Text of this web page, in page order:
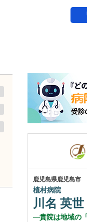
鹿児島県鹿児島市
植村病院
川名 英世
貴院は地域の